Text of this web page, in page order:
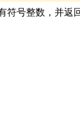
符号整数，并返